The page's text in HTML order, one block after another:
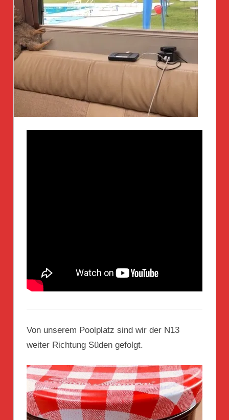
Von unserem Poolplatz sind wir der N13
weiter Richtung Süden gefolgt.